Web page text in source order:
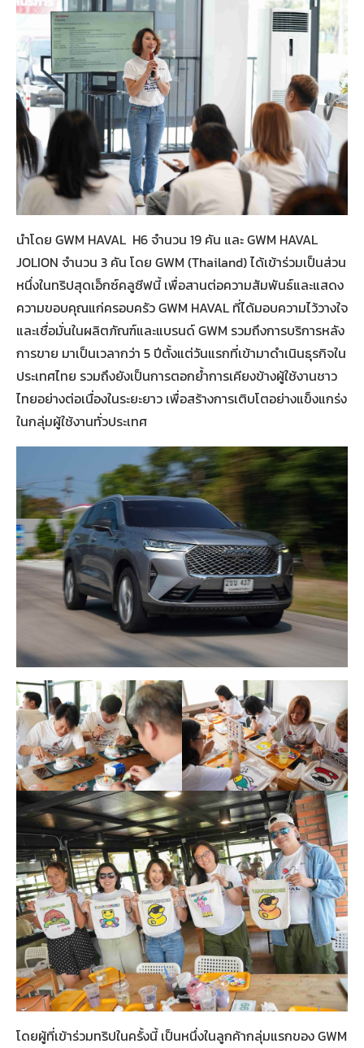
นำโดย GWM HAVAL H6 จำนวน 19 คัน และ GWM HAVAL
JOLION จำนวน 3 คัน โดย GWM (Thailand) ได้เข้าร่วมเป็นส่วน
หนึ่งในทริปสุดเอ็กซ์คลูซีฟนี้ เพื่อสานต่อความสัมพันธ์และแสดง
ความขอบคุณแก่ครอบครัว GWM HAVAL ที่ได้มอบความไว้วางใจ
และเชื่อมั่นในผลิตภัณฑ์และแบรนด์ GWM รวมถึงการบริการหลัง
การขาย มาเป็นเวลากว่า 5 ปีตั้งแต่วันแรกที่เข้ามาดำเนินธุรกิจใน
ประเทศไทย รวมถึงยังเป็นการตอกย้ำการเคียงข้างผู้ใช้งานชาว
ไทยอย่างต่อเนื่องในระยะยาว เพื่อสร้างการเติบโตอย่างแข็งแกร่ง
ในกลุ่มผู้ใช้งานทั่วประเทศ
โดยผู้ที่เข้าร่วมทริปในครั้งนี้ เป็นหนึ่งในลูกค้ากลุ่มแรกของ GWM